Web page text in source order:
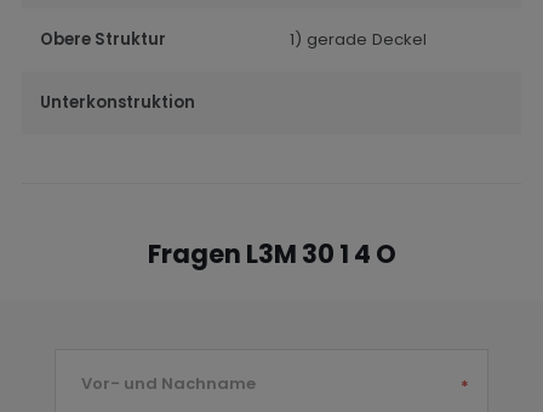
Obere Struktur 1) gerade Deckel
Unterkonstruktion
Fragen L3M 30 1 4 O
Vor- und Nachname *